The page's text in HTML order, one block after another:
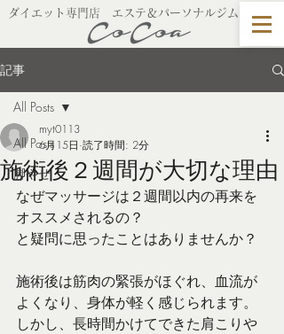
​ダイエット専門店 エステ＆パーソナルジム
記事
All Posts
脚やせ
All Posts
施術後２週間が大切な理由
myt0113
6月15日 読了時間: 2分
なぜマッサージは２週間以内の再来を
オススメされるの？
と疑問に思ったことはありませんか？
施術後は筋肉の緊張がほぐれ、血流が
よくなり、身体が軽く感じられます。
しかし、長時間かけてできた肩こりや